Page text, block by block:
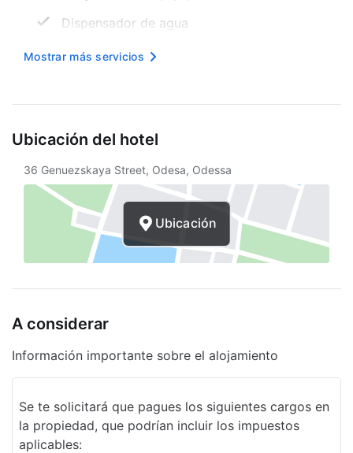
Dispensador de agua
Microondas compartido
Internet inalámbrico en cortesía
Área designada para fumar
Seguro
Servicio de café en el lobby
Sauna
Asistencia turística
Internet
Elevador
Cajero automático
Concierge
Servicios con cargo extra
Mostrar más servicios
Ubicación del hotel
36 Genuezskaya Street, Odesa, Odessa
Ubicación
A considerar
Información importante sobre el alojamiento
Se te solicitará que pagues los siguientes cargos en
la propiedad, que podrían incluir los impuestos
aplicables: